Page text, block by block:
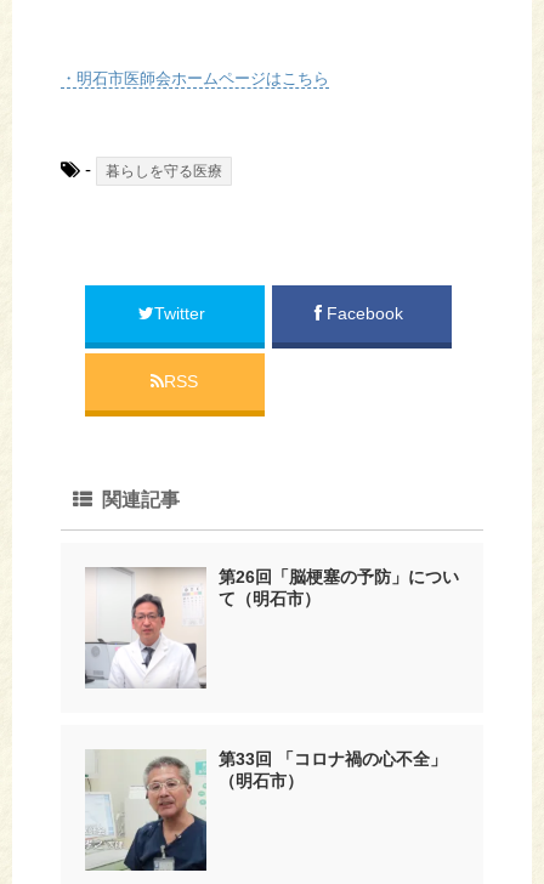
・明石市医師会ホームページはこちら
- 暮らしを守る医療
Twitter Facebook
RSS
関連記事
第26回「脳梗塞の予防」につい
て（明石市）
第33回 「コロナ禍の心不全」
（明石市）